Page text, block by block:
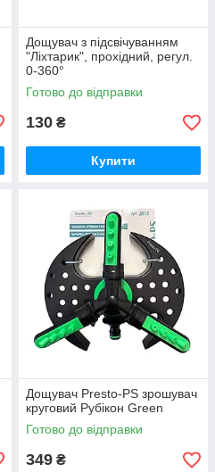
Дощувач з підсвічуванням
"Ліхтарик", прохідний, регул.
0-360°
Готово до відправки
130 ₴
Купити
Дощувач Presto-PS зрошувач
круговий Рубікон Green
Готово до відправки
349 ₴